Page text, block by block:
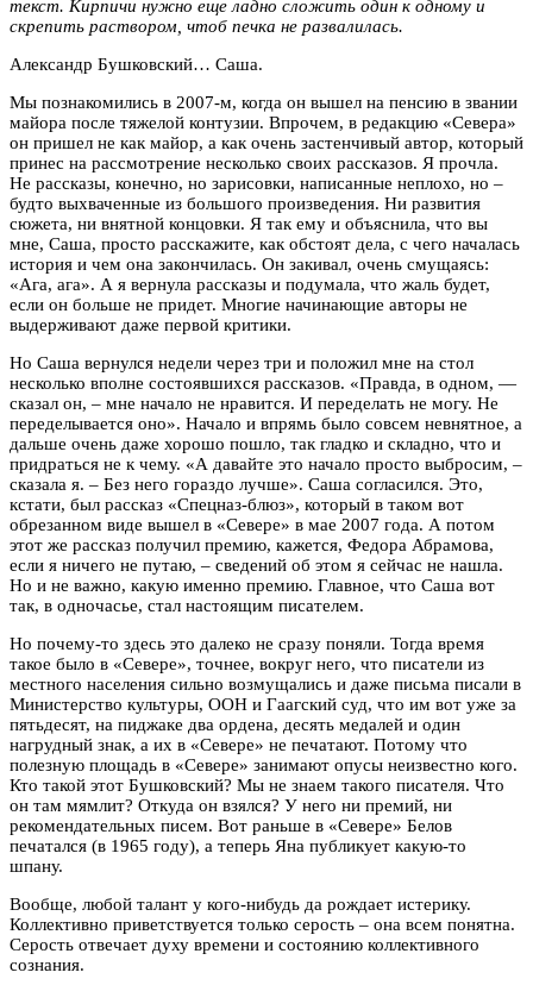
текст. Кирпичи нужно еще ладно сложить один к одному и
скрепить раствором, чтоб печка не развалилась.
Александр Бушковский… Саша.
Мы познакомились в 2007-м, когда он вышел на пенсию в звании
майора после тяжелой контузии. Впрочем, в редакцию «Севера»
он пришел не как майор, а как очень застенчивый автор, который
принес на рассмотрение несколько своих рассказов. Я прочла.
Не рассказы, конечно, но зарисовки, написанные неплохо, но –
будто выхваченные из большого произведения. Ни развития
сюжета, ни внятной концовки. Я так ему и объяснила, что вы
мне, Саша, просто расскажите, как обстоят дела, с чего началась
история и чем она закончилась. Он закивал, очень смущаясь:
«Ага, ага». А я вернула рассказы и подумала, что жаль будет,
если он больше не придет. Многие начинающие авторы не
выдерживают даже первой критики.
Но Саша вернулся недели через три и положил мне на стол
несколько вполне состоявшихся рассказов. «Правда, в одном, —
сказал он, – мне начало не нравится. И переделать не могу. Не
переделывается оно». Начало и впрямь было совсем невнятное, а
дальше очень даже хорошо пошло, так гладко и складно, что и
придраться не к чему. «А давайте это начало просто выбросим, –
сказала я. – Без него гораздо лучше». Саша согласился. Это,
кстати, был рассказ «Спецназ-блюз», который в таком вот
обрезанном виде вышел в «Севере» в мае 2007 года. А потом
этот же рассказ получил премию, кажется, Федора Абрамова,
если я ничего не путаю, – сведений об этом я сейчас не нашла.
Но и не важно, какую именно премию. Главное, что Саша вот
так, в одночасье, стал настоящим писателем.
Но почему-то здесь это далеко не сразу поняли. Тогда время
такое было в «Севере», точнее, вокруг него, что писатели из
местного населения сильно возмущались и даже письма писали в
Министерство культуры, ООН и Гаагский суд, что им вот уже за
пятьдесят, на пиджаке два ордена, десять медалей и один
нагрудный знак, а их в «Севере» не печатают. Потому что
полезную площадь в «Севере» занимают опусы неизвестно кого.
Кто такой этот Бушковский? Мы не знаем такого писателя. Что
он там мямлит? Откуда он взялся? У него ни премий, ни
рекомендательных писем. Вот раньше в «Севере» Белов
печатался (в 1965 году), а теперь Яна публикует какую-то
шпану.
Вообще, любой талант у кого-нибудь да рождает истерику.
Коллективно приветствуется только серость – она всем понятна.
Серость отвечает духу времени и состоянию коллективного
сознания.